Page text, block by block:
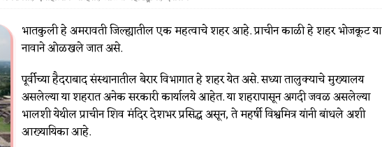
भातकुली हे अमरावती जिल्ह्यातील एक महत्वाचे शहर आहे. प्राचीन काळी हे शहर भोजकूट या
नावाने ओळखले जात असे.
पूर्वीच्या हैदराबाद संस्थानातील बेरार विभागात हे शहर येत असे. सध्या तालुक्याचे मुख्यालय
असलेल्या या शहरात अनेक सरकारी कार्यालये आहेत. या शहरापासून अगदी जवळ असलेल्या
भालशी येथील प्राचीन शिव मंदिर देशभर प्रसिद्ध असून, ते महर्षी विश्वमित्र यांनी बांधले अशी
आख्यायिका आहे.